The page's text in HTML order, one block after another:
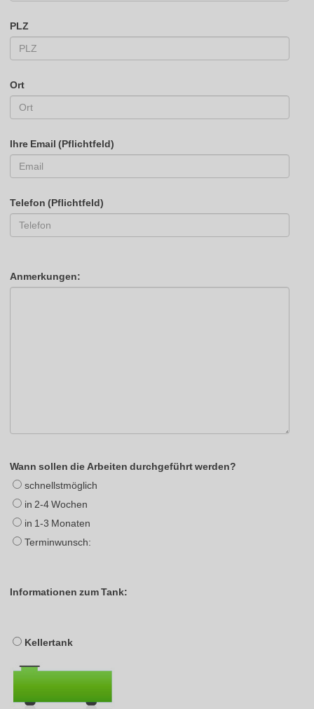
PLZ
Ort
Ihre Email (Pflichtfeld)
Telefon (Pflichtfeld)
Anmerkungen:
Wann sollen die Arbeiten durchgeführt werden?
schnellstmöglich
in 2-4 Wochen
in 1-3 Monaten
Terminwunsch:
Informationen zum Tank:
Kellertank